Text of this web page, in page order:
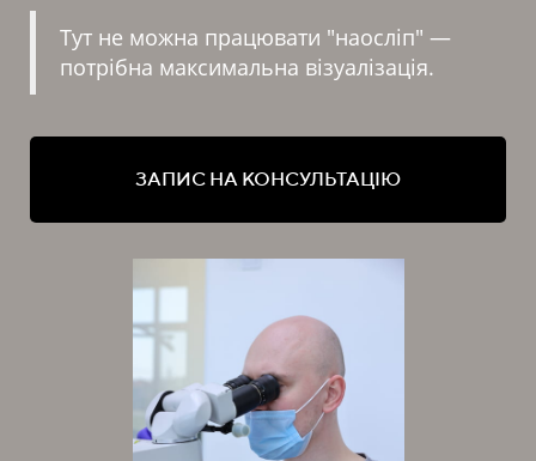
Тут не можна працювати "наосліп" —
потрібна максимальна візуалізація.
ЗАПИС НА КОНСУЛЬТАЦІЮ